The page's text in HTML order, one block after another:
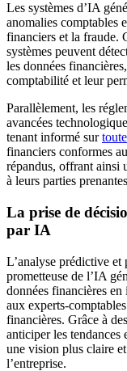
Les systèmes d’IA
anomalies comptables
financiers et la fraude.
systèmes peuvent
les données
comptabilité et leur
Parallèlement, les
avancées
tenant informé sur
financiers conformes
répandus, offrant ainsi
à leurs parties
La prise de
par IA
L’analyse prédictive et
prometteuse de l’IA
données financières
aux experts-
financières. Grâce à
anticiper les tendances
une vision plus claire
l’entreprise.